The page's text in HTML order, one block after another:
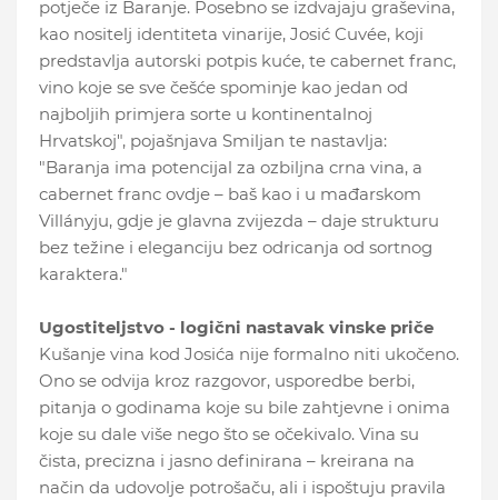
potječe iz Baranje. Posebno se izdvajaju graševina,
kao nositelj identiteta vinarije, Josić Cuvée, koji
predstavlja autorski potpis kuće, te cabernet franc,
vino koje se sve češće spominje kao jedan od
najboljih primjera sorte u kontinentalnoj
Hrvatskoj", pojašnjava Smiljan te nastavlja:
"Baranja ima potencijal za ozbiljna crna vina, a
cabernet franc ovdje – baš kao i u mađarskom
Villányju, gdje je glavna zvijezda – daje strukturu
bez težine i eleganciju bez odricanja od sortnog
karaktera."
Ugostiteljstvo - logični nastavak vinske priče
Kušanje vina kod Josića nije formalno niti ukočeno.
Ono se odvija kroz razgovor, usporedbe berbi,
pitanja o godinama koje su bile zahtjevne i onima
koje su dale više nego što se očekivalo. Vina su
čista, precizna i jasno definirana – kreirana na
način da udovolje potrošaču, ali i ispoštuju pravila